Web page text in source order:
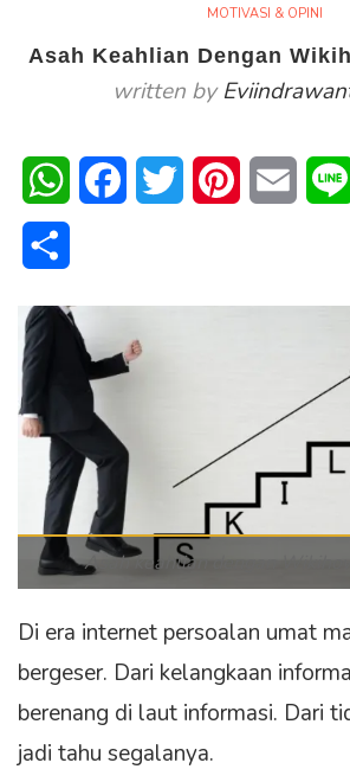
MOTIVASI & OPINI
Asah Keahlian Dengan
written by
WhatsAppFacebookTwitter PinterestEmail
Asah keahlian dengan
Di era internet persoalan umat
bergeser. Dari kelangkaan
berenang di laut informasi. Dari
jadi tahu segalanya.